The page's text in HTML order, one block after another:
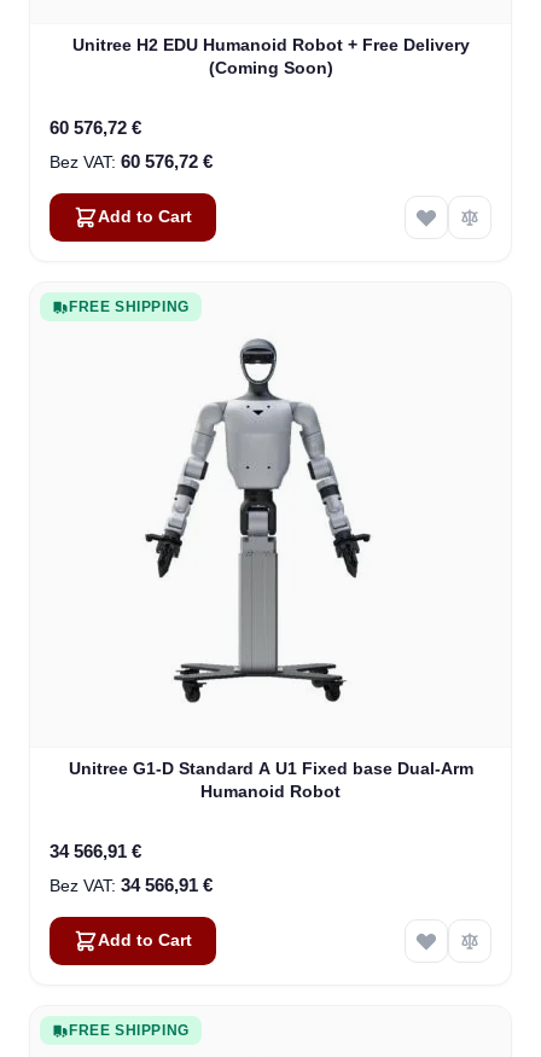
Unitree H2 EDU Humanoid Robot + Free Delivery
(Coming Soon)
60 576,72 €
60 576,72 €
Add to Cart
FREE SHIPPING
Unitree G1-D Standard A U1 Fixed base Dual-Arm
Humanoid Robot
34 566,91 €
34 566,91 €
Add to Cart
FREE SHIPPING